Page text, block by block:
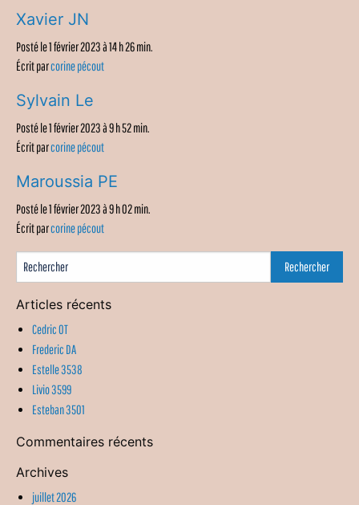
Xavier JN
Posté le 1 février 2023 à 14 h 26 min.
Écrit parcorine pécout
Sylvain Le
Posté le 1 février 2023 à 9 h 52 min.
Écrit parcorine pécout
Maroussia PE
Posté le 1 février 2023 à 9 h 02 min.
Écrit parcorine pécout
Articles récents
Cedric OT
Frederic DA
Estelle 3538
Livio 3599
Esteban 3501
Commentaires récents
Archives
juillet 2026